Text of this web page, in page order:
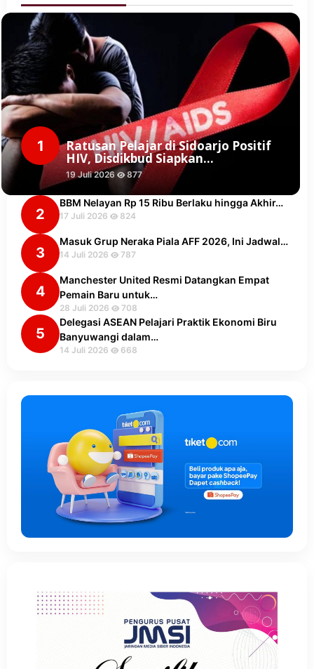
1 Ratusan Pelajar di Sidoarjo Positif
HIV, Disdikbud Siapkan…
19 Juli 2026 877
2
BBM Nelayan Rp 15 Ribu Berlaku hingga Akhir…
17 Juli 2026 824
3
Masuk Grup Neraka Piala AFF 2026, Ini Jadwal…
14 Juli 2026 787
4
Manchester United Resmi Datangkan Empat
Pemain Baru untuk…
28 Juli 2026 708
5
Delegasi ASEAN Pelajari Praktik Ekonomi Biru
Banyuwangi dalam…
14 Juli 2026 668